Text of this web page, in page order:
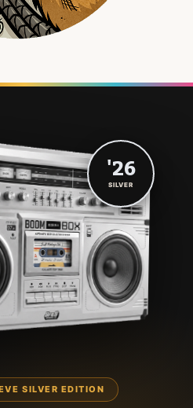
SILVER EDITION
'26
SILVER